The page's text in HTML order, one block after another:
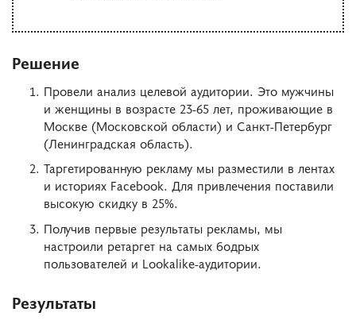
Решение
Провели анализ целевой аудитории. Это мужчины
и женщины в возрасте 23-65 лет, проживающие в
Москве (Московской области) и Санкт-Петербург
(Ленинградская область).
Таргетированную рекламу мы разместили в лентах
и историях Facebook. Для привлечения поставили
высокую скидку в 25%.
Получив первые результаты рекламы, мы
настроили ретаргет на самых бодрых
пользователей и Lookalike-аудитории.
Результаты